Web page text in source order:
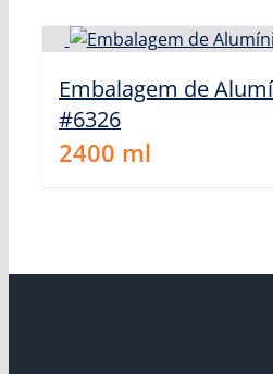
Embalagem de
#6326
2400 ml